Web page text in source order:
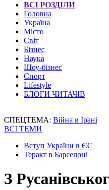
ВСІ РОЗДІЛИ
Головна
Україна
Місто
Світ
Бізнес
Наука
Шоу-бізнес
Спорт
Lifestyle
БЛОГИ ЧИТАЧІВ
СПЕЦТЕМА: Війна в Ірані
ВСІ ТЕМИ
Вступ України в ЄС
Теракт в Барселоні
З